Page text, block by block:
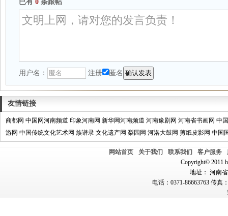
已有 0 条跟帖
用户名： 注册 匿名
友情链接
商都网 中国网河南频道 印象河南网 新华网河南频道 河南豫剧网 河南省书画网 中
游网 中国传统文化艺术网 族谱录 文化遗产网 梨园网 河洛大鼓网 剪纸皮影网 中国
网站首页 关于我们 联系我们 客户服务
Copyright© 2011
地址： 河南
电话：0371-86663763 传真